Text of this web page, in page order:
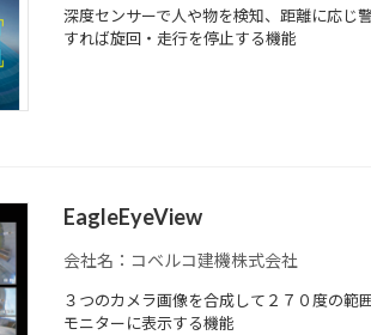
深度センサーで人や物を検知、距離に応じ
すれば旋回・走行を停止する機能
EagleEyeView
会社名：コベルコ建機株式会社
３つのカメラ画像を合成して２７０度の範
モニターに表示する機能